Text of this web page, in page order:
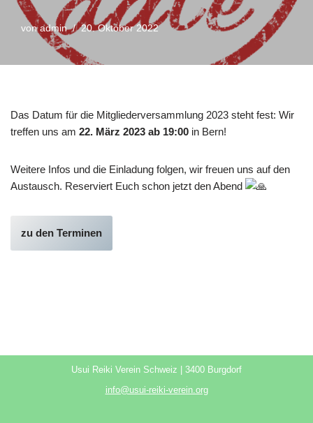
vonadmin 20. Oktober 2022
Das Datum für die Mitgliederversammlung 2023 steht fest: Wir
treffen uns am 22. März 2023 ab 19:00 in Bern!
Weitere Infos und die Einladung folgen, wir freuen uns auf den
Austausch. Reserviert Euch schon jetzt den Abend
zu den Terminen
Usui Reiki Verein Schweiz | 3400 Burgdorf
info@usui-reiki-verein.org